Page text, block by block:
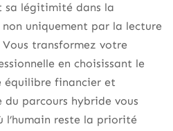
sa légitimité dans la
uniquement par la lecture
transformez votre
en choisissant le
équilibre financier et
du parcours hybride vous
l’humain reste la priorité